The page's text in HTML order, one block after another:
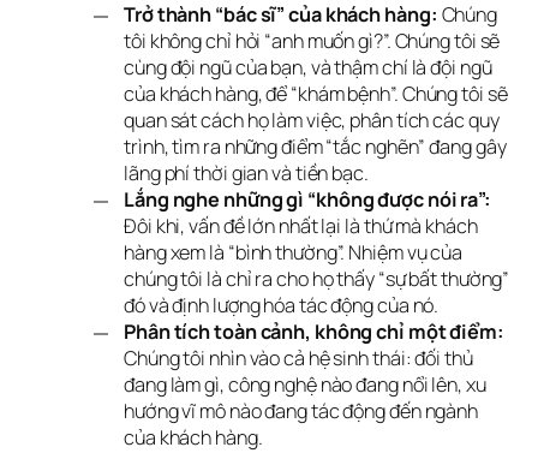
Trở thành “bác sĩ” của khách hàng: Chúng
tôi không chỉ hỏi “anh muốn gì?”. Chúng tôi sẽ
cùng đội ngũ của bạn, và thậm chí là đội ngũ
của khách hàng, để “khám bệnh”. Chúng tôi sẽ
quan sát cách họ làm việc, phân tích các quy
trình, tìm ra những điểm “tắc nghẽn” đang gây
lãng phí thời gian và tiền bạc.
Lắng nghe những gì “không được nói ra”:
Đôi khi, vấn đề lớn nhất lại là thứ mà khách
hàng xem là “bình thường”. Nhiệm vụ của
chúng tôi là chỉ ra cho họ thấy “sự bất thường”
đó và định lượng hóa tác động của nó.
Phân tích toàn cảnh, không chỉ một điểm:
Chúng tôi nhìn vào cả hệ sinh thái: đối thủ
đang làm gì, công nghệ nào đang nổi lên, xu
hướng vĩ mô nào đang tác động đến ngành
của khách hàng.